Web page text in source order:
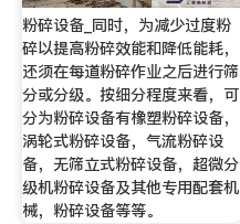
粉碎设备_同时，为减少过度粉
碎以提高粉碎效能和降低能耗，
还须在每道粉碎作业之后进行筛
分或分级。按细分程度来看，可
分为粉碎设备有橡塑粉碎设备，
涡轮式粉碎设备，气流粉碎设
备，无筛立式粉碎设备，超微分
级机粉碎设备及其他专用配套机
械，粉碎设备等等。